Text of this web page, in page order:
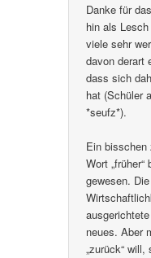
Danke für
hin als
viele sehr
davon derart
dass sich
hat (Schüler
*seufz*).
Ein bisschen
Wort
gewesen.
neues. Aber
„zurück“